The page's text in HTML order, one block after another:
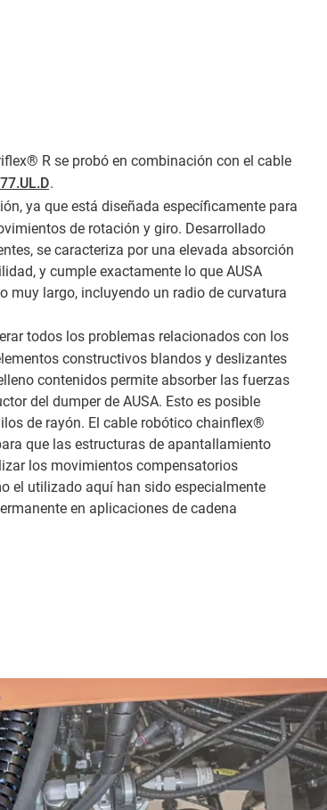
R se probó en combinación con el cable
.
ya que está diseñada específicamente para
de rotación y giro. Desarrollado
se caracteriza por una elevada absorción
y cumple exactamente lo que AUSA
muy largo, incluyendo un radio de curvatura
todos los problemas relacionados con los
constructivos blandos y deslizantes
contenidos permite absorber las fuerzas
del dumper de AUSA. Esto es posible
de rayón. El cable robótico chainflex®
que las estructuras de apantallamiento
los movimientos compensatorios
el utilizado aquí han sido especialmente
en aplicaciones de cadena